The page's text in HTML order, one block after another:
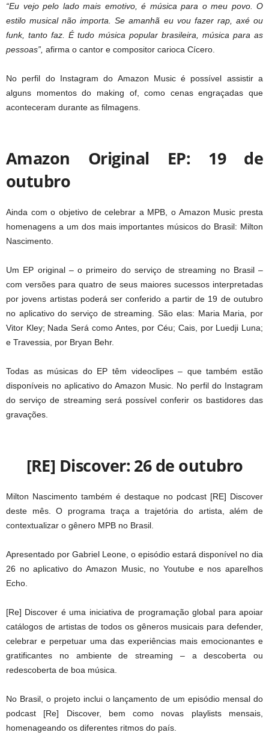
“Eu vejo pelo lado mais emotivo, é música para o meu povo. O
estilo musical não importa. Se amanhã eu vou fazer rap, axé ou
funk, tanto faz. É tudo música popular brasileira, música para as
pessoas”, afirma o cantor e compositor carioca Cícero.
No perfil do Instagram do Amazon Music é possível assistir a
alguns momentos do making of, como cenas engraçadas que
aconteceram durante as filmagens.
Amazon Original EP: 19 de
outubro
Ainda com o objetivo de celebrar a MPB, o Amazon Music presta
homenagens a um dos mais importantes músicos do Brasil: Milton
Nascimento.
Um EP original – o primeiro do serviço de streaming no Brasil –
com versões para quatro de seus maiores sucessos interpretadas
por jovens artistas poderá ser conferido a partir de 19 de outubro
no aplicativo do serviço de streaming. São elas: Maria Maria, por
Vitor Kley; Nada Será como Antes, por Céu; Cais, por Luedji Luna;
e Travessia, por Bryan Behr.
Todas as músicas do EP têm videoclipes – que também estão
disponíveis no aplicativo do Amazon Music. No perfil do Instagram
do serviço de streaming será possível conferir os bastidores das
gravações.
[RE] Discover: 26 de outubro
Milton Nascimento também é destaque no podcast [RE] Discover
deste mês. O programa traça a trajetória do artista, além de
contextualizar o gênero MPB no Brasil.
Apresentado por Gabriel Leone, o episódio estará disponível no dia
26 no aplicativo do Amazon Music, no Youtube e nos aparelhos
Echo.
[Re] Discover é uma iniciativa de programação global para apoiar
catálogos de artistas de todos os gêneros musicais para defender,
celebrar e perpetuar uma das experiências mais emocionantes e
gratificantes no ambiente de streaming – a descoberta ou
redescoberta de boa música.
No Brasil, o projeto inclui o lançamento de um episódio mensal do
podcast [Re] Discover, bem como novas playlists mensais,
homenageando os diferentes ritmos do país.